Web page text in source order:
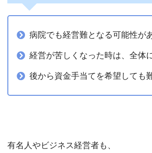
病院でも経営難となる可能性が
経営が苦しくなった時は、全体
後から資金手当てを希望しても
有名人やビジネス経営者も、